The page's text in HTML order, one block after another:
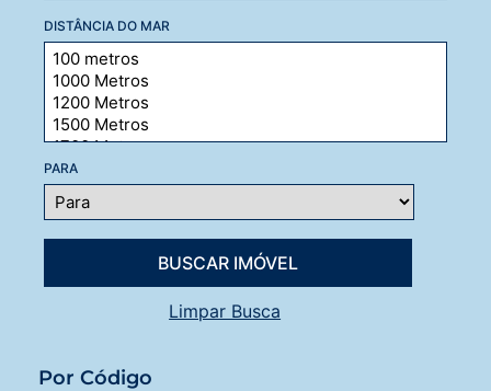
DISTÂNCIA DO MAR
PARA
Limpar Busca
Por Código